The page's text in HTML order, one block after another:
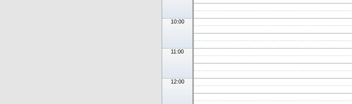
10:00
11:00
12:00